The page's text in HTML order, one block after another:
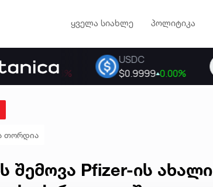
ყველა სიახლე პოლიტიკა
თორდია
შემოვა Pfizer-ის ახალი